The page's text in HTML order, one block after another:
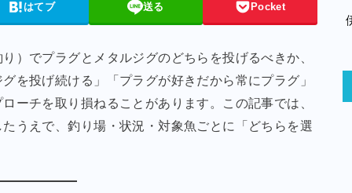
はてブ 送る Pocket
）でプラグとメタルジグのどちらを投げるべきか、
を投げ続ける」「プラグが好きだから常にプラグ」
ーチを取り損ねることがあります。この記事では、
うえで、釣り場・状況・対象魚ごとに「どちらを選